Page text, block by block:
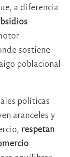
a diferencia
sostiene
poblacional
políticas
aranceles y
respetan